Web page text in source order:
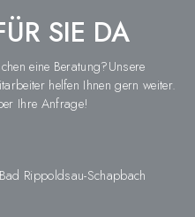
SIE DA
eine Beratung?Unsere
helfen Ihnen gern weiter.
Ihre Anfrage!
Rippoldsau-Schapbach